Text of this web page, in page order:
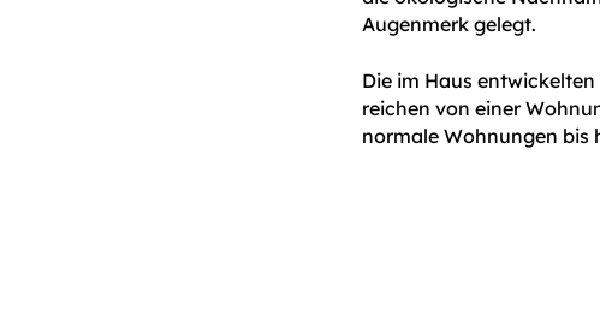
Augenmerk gelegt.
Die im Haus
reichen von einer
normale Wohnungen bis